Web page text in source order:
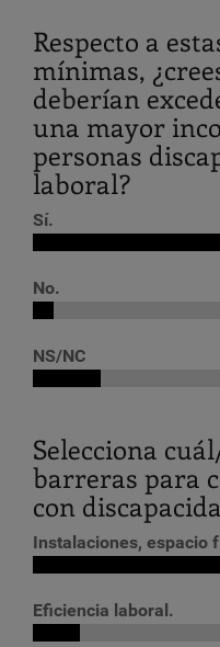
Respecto a
mínimas,
deberían
una mayor
personas
laboral?
Sí.
No.
NS/NC
Selecciona
barreras para
con
Instalaciones, espacio
Eficiencia laboral.